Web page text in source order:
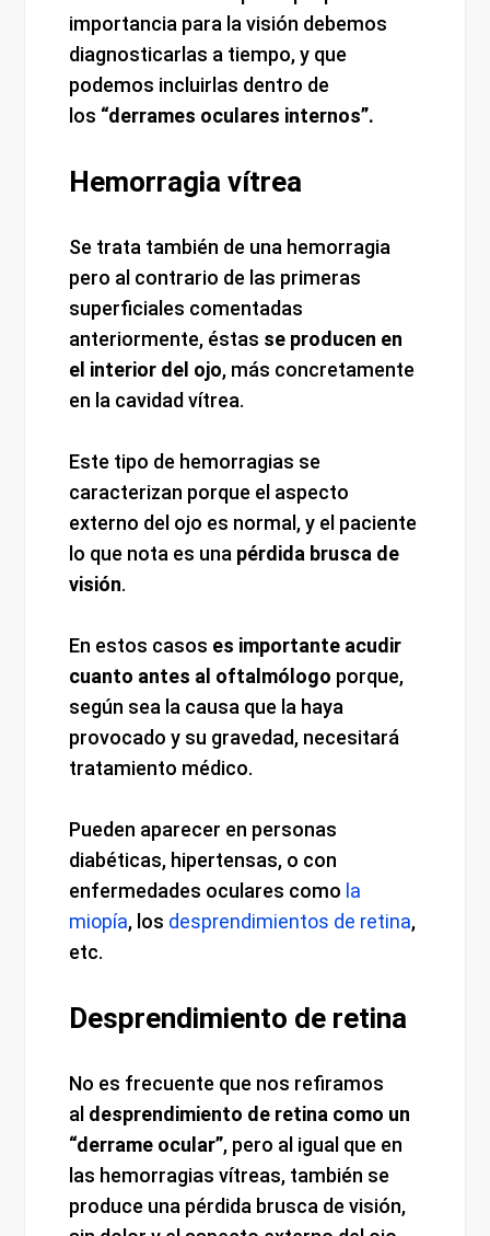
importancia para la visión debemos
diagnosticarlas a tiempo, y que
podemos incluirlas dentro de
los “derrames oculares internos”.
Hemorragia vítrea
Se trata también de una hemorragia
pero al contrario de las primeras
superficiales comentadas
anteriormente, éstas se producen en
el interior del ojo, más concretamente
en la cavidad vítrea.
Este tipo de hemorragias se
caracterizan porque el aspecto
externo del ojo es normal, y el paciente
lo que nota es una pérdida brusca de
visión.
En estos casos es importante acudir
cuanto antes al oftalmólogo porque,
según sea la causa que la haya
provocado y su gravedad, necesitará
tratamiento médico.
Pueden aparecer en personas
diabéticas, hipertensas, o con
enfermedades oculares como la
miopía, los desprendimientos de retina,
etc.
Desprendimiento de retina
No es frecuente que nos refiramos
al desprendimiento de retina como un
“derrame ocular”, pero al igual que en
las hemorragias vítreas, también se
produce una pérdida brusca de visión,